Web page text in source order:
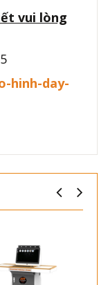
vui lòng
hinh-day-